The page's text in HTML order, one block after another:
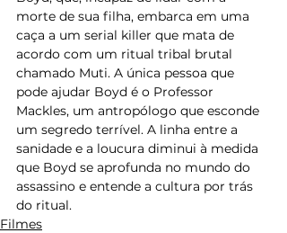
morte de sua filha, embarca em uma
caça a um serial killer que mata de
acordo com um ritual tribal brutal
chamado Muti. A única pessoa que
pode ajudar Boyd é o Professor
Mackles, um antropólogo que esconde
um segredo terrível. A linha entre a
sanidade e a loucura diminui à medida
que Boyd se aprofunda no mundo do
assassino e entende a cultura por trás
do ritual.
Filmes